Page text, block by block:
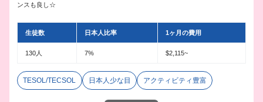
ンスも良し☆
生徒数 日本人比率 1ヶ月の費用
130人 7% $2,115~
TESOL/TECSOL 日本人少な目 アクティビティ豊富